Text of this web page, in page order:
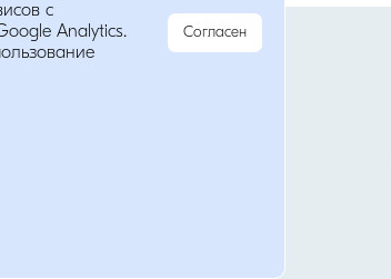
Опт:220руб.
с
Analytics.
Согласен
Мы в соц. сетях